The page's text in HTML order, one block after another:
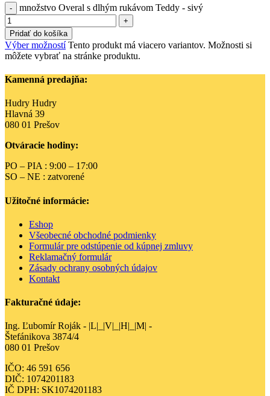
množstvo Overal s dlhým rukávom Teddy - sivý
Pridať do košíka
Výber možností Tento produkt má viacero variantov. Možnosti si
môžete vybrať na stránke produktu.
Kamenná predajňa:
Hudry Hudry
Hlavná 39
080 01 Prešov
Otváracie hodiny:
PO – PIA : 9:00 – 17:00
SO – NE : zatvorené
Užitočné informácie:
Eshop
Všeobecné obchodné podmienky
Formulár pre odstúpenie od kúpnej zmluvy
Reklamačný formulár
Zásady ochrany osobných údajov
Kontakt
Fakturačné údaje:
Ing. Ľubomír Roják - |L|_|V|_|H|_|M| -
Štefánikova 3874/4
080 01 Prešov
IČO: 46 591 656
DIČ: 1074201183
IČ DPH: SK1074201183